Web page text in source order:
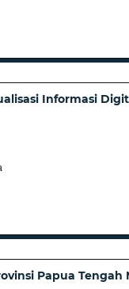
Informasi
Papua Tengah